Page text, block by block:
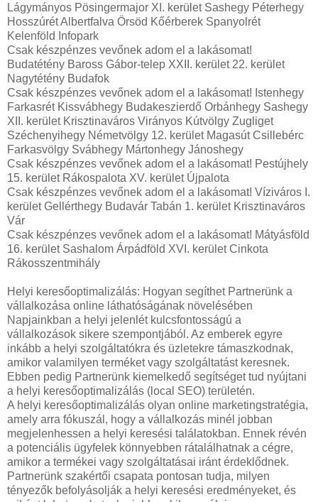
Lágymányos Pösingermajor XI. kerület Sashegy Péterhegy
Hosszúrét Albertfalva Örsöd Kőérberek Spanyolrét
Kelenföld Infopark
Csak készpénzes vevőnek adom el a lakásomat!
Budatétény Baross Gábor-telep XXII. kerület 22. kerület
Nagytétény Budafok
Csak készpénzes vevőnek adom el a lakásomat! Istenhegy
Farkasrét Kissvábhegy Budakeszierdő Orbánhegy Sashegy
XII. kerület Krisztinaváros Virányos Kútvölgy Zugliget
Széchenyihegy Németvölgy 12. kerület Magasút Csillebérc
Farkasvölgy Svábhegy Mártonhegy Jánoshegy
Csak készpénzes vevőnek adom el a lakásomat! Pestújhely
15. kerület Rákospalota XV. kerület Újpalota
Csak készpénzes vevőnek adom el a lakásomat! Víziváros I.
kerület Gellérthegy Budavár Tabán 1. kerület Krisztinaváros
Vár
Csak készpénzes vevőnek adom el a lakásomat! Mátyásföld
16. kerület Sashalom Árpádföld XVI. kerület Cinkota
Rákosszentmihály
Helyi keresőoptimalizálás: Hogyan segíthet Partnerünk a
vállalkozása online láthatóságának növelésében
Napjainkban a helyi jelenlét kulcsfontosságú a
vállalkozások sikere szempontjából. Az emberek egyre
inkább a helyi szolgáltatókra és üzletekre támaszkodnak,
amikor valamilyen terméket vagy szolgáltatást keresnek.
Ebben pedig Partnerünk kiemelkedő segítséget tud nyújtani
a helyi keresőoptimalizálás (local SEO) területén.
A helyi keresőoptimalizálás olyan online marketingstratégia,
amely arra fókuszál, hogy a vállalkozás minél jobban
megjelenhessen a helyi keresési találatokban. Ennek révén
a potenciális ügyfelek könnyebben rátalálhatnak a cégre,
amikor a termékei vagy szolgáltatásai iránt érdeklődnek.
Partnerünk szakértői csapata pontosan tudja, milyen
tényezők befolyásolják a helyi keresési eredményeket, és